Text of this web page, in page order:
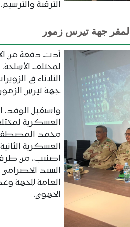
الترقية والترسيم.
لمقر جهة تيرس زمور
أدت دفعة من
لمختلف
الثلاثاء في
جهة تيرس
واستقبل
العسكرية
محمد
العسكرية
اصنيب، من طرف
السيد الحضرامي
العامة للجهة
الجهوي.